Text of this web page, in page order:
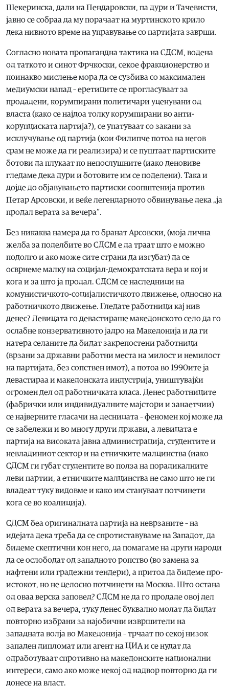
Шекеринска, дали на Пендаровски, па дури и Тачевисти,
јавно се собраа да му порачаат на муртинското крило
дека нивното време на управување со партијата заврши.
Согласно новата пропагандна тактика на СДСМ, водена
од таткото и синот Фрчкоски, секое фракционерство и
поинакво мислење мора да се сузбива со максимален
медиумски напад – еретиците се прогласуваат за
продадени, корумпирани политичари уценувани од
власта (како се најдоа толку корумпирани во анти-
корупциската партија?), се упатуваат со закани за
исклучување од партија (кои Филипче потоа на негов
срам не може да ги реализира) и се пуштаат партиските
ботови да плукаат по непослушните (иако деновиве
гледаме дека дури и ботовите им се поделени). Така и
дојде до објавувањето партиски соопштенија против
Петар Арсовски, и веќе легендарното обвинување дека „ја
продал верата за вечера“.
Без никаква намера да го бранат Арсовски, (моја лична
желба за поделбите во СДСМ е да траат што е можно
подолго и ако може сите страни да изгубат) да се
осврнеме малку на социјал-демократската вера и кој и
кога и за што ја продал. СДСМ се наследници на
комунистичкото-социјалистичкото движење, односно на
работничкото движење. Гледате работници кај нив
денес? Левицата го девастираше македонското село да го
ослабне конзервативното јадро на Македонија и да ги
натера селаните да бидат закрепостени работници
(врзани за државни работни места на милост и немилост
на партијата, без сопствен имот), а потоа во 1990ите ја
девастираа и македонската индустрија, уништувајќи
огромен дел од работничката класа. Денес работниците
(фабрички или индивидуалните мајстори и занаетчии)
се најверните гласачи на десницата – феномен кој може да
се забележи и во многу други држави, а левицата е
партија на високата јавна администрација, студентите и
невладиниот сектор и на етничките малцинства (иако
СДСМ ги губат студентите во полза на порадикалните
леви партии, а етничките малцинства не само што не ги
владеат туку видовме и како им стануваат потчинети
кога се во коалиција).
СДСМ беа оригиналната партија на неврзаните – на
идејата дека треба да се спротиставуваме на Западот, да
бидеме скептични кон него, да помагаме на други народи
да се ослободат од западното ропство (во замена за
нафтени или градежни тендери), а притоа да бидеме про-
истокот, но не целосно потчинети на Москва. Што остана
од оваа верска заповед? СДСМ не да го продаде овој дел
од верата за вечера, туку денес буквално молат да бидат
повторно избрани за најобични извршители на
западната волја во Македонија – трчаат по секој низок
западен дипломат или агент на ЦИА и се нудат да
одработуваат спротивно на македонските национални
интереси, само ако може некој од надвор повторно да ги
донесе на власт.